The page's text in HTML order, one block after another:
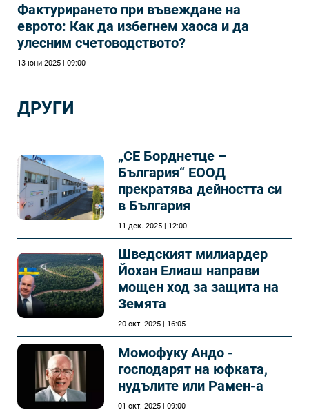
Фактурирането при въвеждане на
еврото: Как да избегнем хаоса и да
улесним счетоводството?
13 юни 2025 | 09:00
ДРУГИ
„СЕ Борднетце –
България“ ЕООД
прекратява дейността си
в България
11 дек. 2025 | 12:00
Шведският милиардер
Йохан Елиаш направи
мощен ход за защита на
Земята
20 окт. 2025 | 16:05
Момофуку Андо -
господарят на юфката,
нудълите или Рамен-а
01 окт. 2025 | 09:00